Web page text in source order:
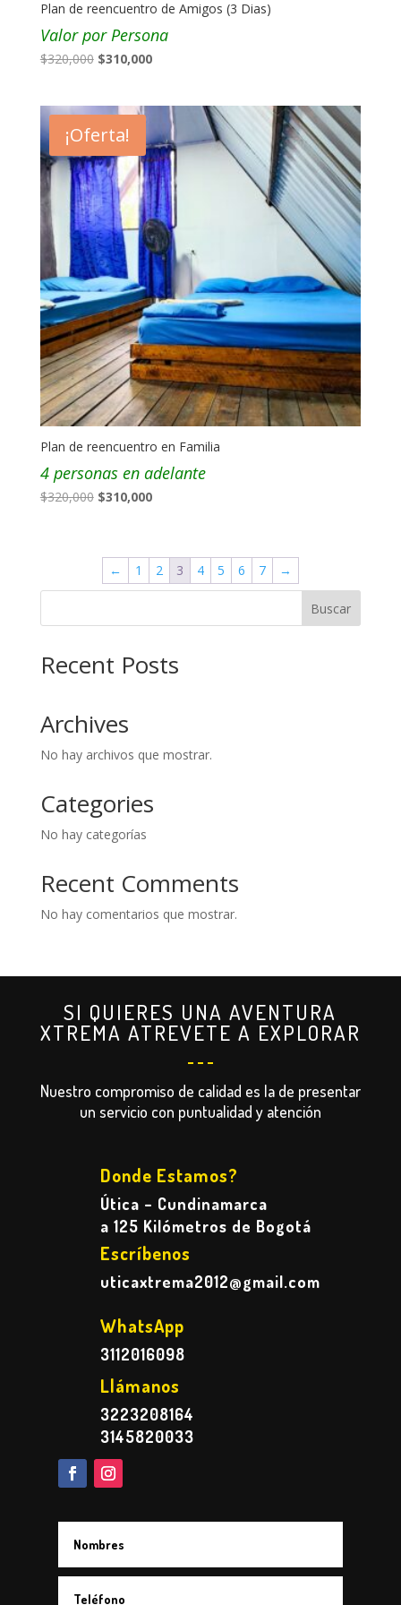
Plan de reencuentro de Amigos (3 Dias)
Valor por Persona
$320,000 El
era:
$320,000.
$310,000El
$310,000.
¡Oferta!
Plan de reencuentro en Familia
4 personas en adelante
$320,000 El
era:
$320,000.
$310,000El
es:
$310,000.
← 1 2 3 4 5 6 7 →
Buscar
Recent Posts
Archives
No hay archivos que mostrar.
Categories
No hay categorías
Recent Comments
No hay comentarios que mostrar.
SI QUIERES UNA AVENTURA
XTREMA ATREVETE A EXPLORAR
Nuestro compromiso de calidad es la de presentar
un servicio con puntualidad y atención
Donde Estamos?
Útica – Cundinamarca
a 125 Kilómetros de Bogotá
Escríbenos
uticaxtrema2012@gmail.com
WhatsApp
3112016098
Llámanos
3223208164
3145820033